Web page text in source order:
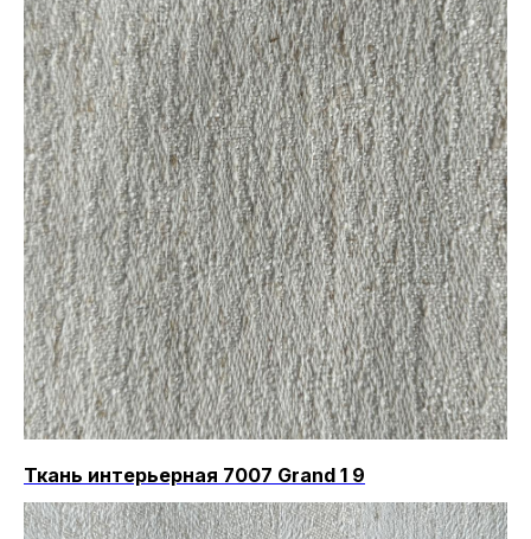
Ткань интерьерная 7007 Grand 1 9